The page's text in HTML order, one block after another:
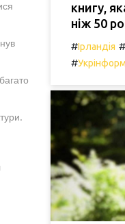
книгу,
ніж 50
#Ірландія #
#Укрінформ